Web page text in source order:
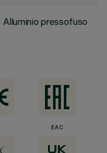
Alluminio pressofuso
EAC